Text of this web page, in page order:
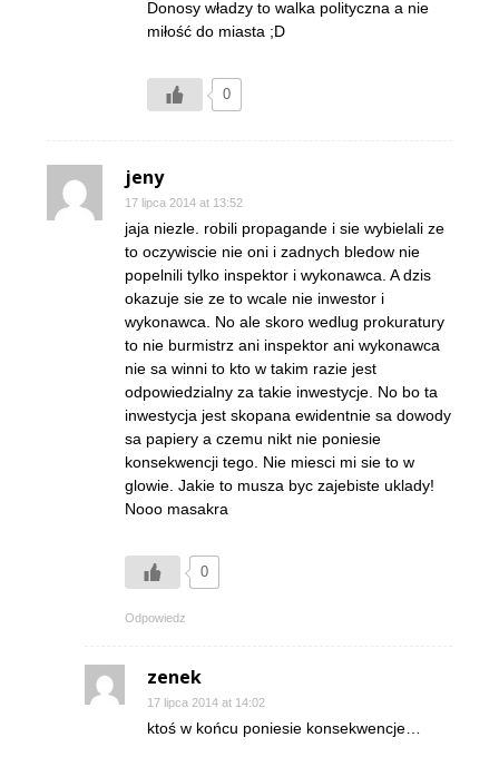
Donosy władzy to walka polityczna a nie
miłość do miasta ;D
0
jeny
17 lipca 2014 at 13:52
jaja niezle. robili propagande i sie wybielali ze
to oczywiscie nie oni i zadnych bledow nie
popelnili tylko inspektor i wykonawca. A dzis
okazuje sie ze to wcale nie inwestor i
wykonawca. No ale skoro wedlug prokuratury
to nie burmistrz ani inspektor ani wykonawca
nie sa winni to kto w takim razie jest
odpowiedzialny za takie inwestycje. No bo ta
inwestycja jest skopana ewidentnie sa dowody
sa papiery a czemu nikt nie poniesie
konsekwencji tego. Nie miesci mi sie to w
glowie. Jakie to musza byc zajebiste uklady!
Nooo masakra
0
Odpowiedz
zenek
17 lipca 2014 at 14:02
ktoś w końcu poniesie konsekwencje…